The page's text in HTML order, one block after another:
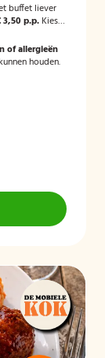
buffet liever
p.p. Kies
of allergieën
houden.